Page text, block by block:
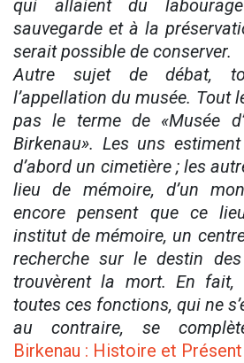
qui allaient du
sauvegarde et à la
serait possible de conserver.
Autre sujet de débat,
l’appellation du musée. Tout
pas le terme de «Musée
Birkenau». Les uns
d’abord un cimetière ; les
lieu de mémoire, d’un
encore pensent que ce
institut de mémoire, un
recherche sur le destin
trouvèrent la mort. En fait,
toutes ces fonctions, qui ne
au contraire, se
Birkenau : Histoire et